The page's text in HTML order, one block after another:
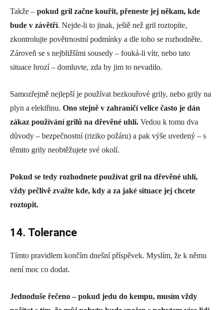
Takže – pokud gril začne kouřit, přeneste jej někam, kde
bude v závětří. Nejde-li to jinak, ještě než gril roztopíte,
zkontrolujte povětrnostní podmínky a dle toho se rozhodněte.
Zároveň se s nejbližšími sousedy – fouká-li vítr, nebo tato
situace hrozí – domluvte, zda by jim to nevadilo.
Samozřejmě nejlepší je používat bezkouřové grily, nebo grily na
plyn a elektřinu. Ono stejně v zahraničí velice často je dán
zákaz používání grilů na dřevěné uhlí. Vedou k tomu dva
důvody – bezpečnostní (riziko požáru) a pak výše uvedený – s
těmito grily neobtěžujete své okolí.
Pokud se tedy rozhodnete používat gril na dřevěné uhlí,
vždy pečlivě zvažte kde, kdy a za jaké situace jej chcete
roztopit.
14. Tolerance
Tímto pravidlem končím dnešní příspěvek. Myslím, že k němu
není moc co dodat.
Jednoduše řečeno – pokud jedu do kempu, musím vždy